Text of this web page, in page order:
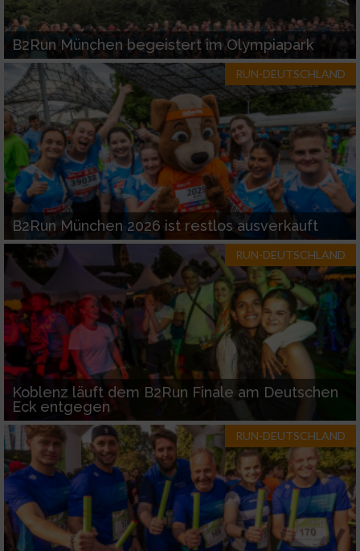
B2Run München begeistert im Olympiapark
RUN-DEUTSCHLAND
B2Run München 2026 ist restlos ausverkauft
RUN-DEUTSCHLAND
Koblenz läuft dem B2Run Finale am Deutschen
Eck entgegen
RUN-DEUTSCHLAND